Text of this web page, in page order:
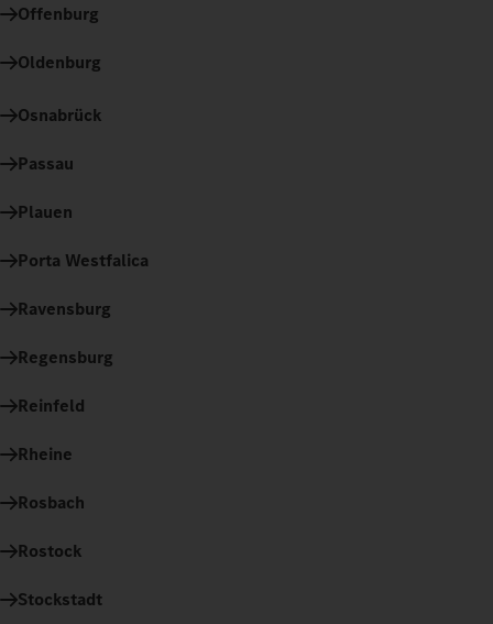
Offenburg
Oldenburg
Osnabrück
Passau
Plauen
Porta Westfalica
Ravensburg
Regensburg
Reinfeld
Rheine
Rosbach
Rostock
Stockstadt